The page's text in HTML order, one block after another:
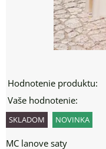
Hodnotenie produktu:
Vaše hodnotenie:
SKLADOM NOVINKA
MC lanove saty